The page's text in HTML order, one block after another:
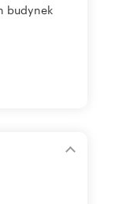
budynek